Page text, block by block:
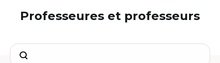
Professeures et professeurs
Search